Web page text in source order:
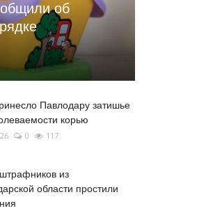
об
Павлодару затишье
корью
0 117
из
области простили